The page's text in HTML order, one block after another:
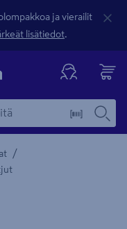
ja vierailit
lisätiedot.
/
kuvaus -